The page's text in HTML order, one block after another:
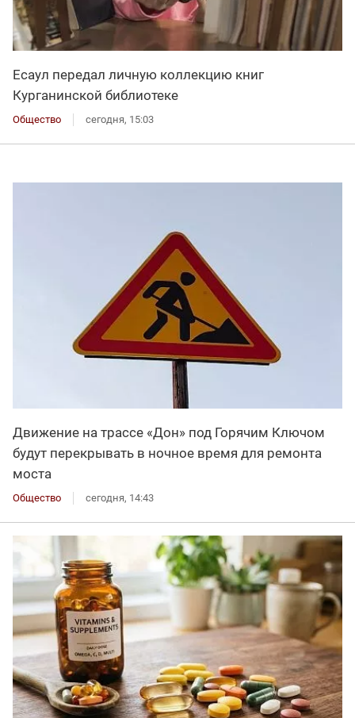
Есаул передал личную коллекцию книг
Курганинской библиотеке
Общество сегодня, 15:03
Движение на трассе «Дон» под Горячим Ключом
будут перекрывать в ночное время для ремонта
моста
Общество сегодня, 14:43